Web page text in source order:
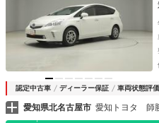
認定中古車 ディーラー保証 車両状態評
愛知県北名古屋市 愛知トヨタ 師